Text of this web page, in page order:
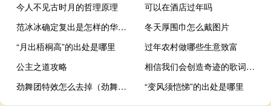
今人不见古时月的哲理原理
可以在酒店过年吗
范冰冰确定复出是怎样的华谊兄弟什么态度
冬天厚围巾怎么戴图片
“月出梧桐高”的出处是哪里
过年农村做哪些生意致富
公主之道攻略
相信我们会创造奇迹的歌词解读（相信我们会创造奇迹 的歌词）
劲舞团特效怎么去掉（劲舞团特殊符号）
“变风须恺悌”的出处是哪里